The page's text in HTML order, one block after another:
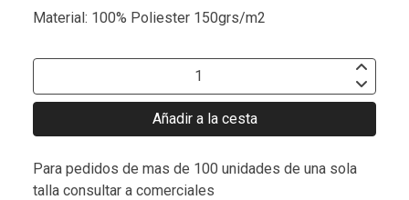
Material: 100% Poliester 150grs/m2
Añadir a la cesta
Para pedidos de mas de 100 unidades de una sola
talla consultar a comerciales